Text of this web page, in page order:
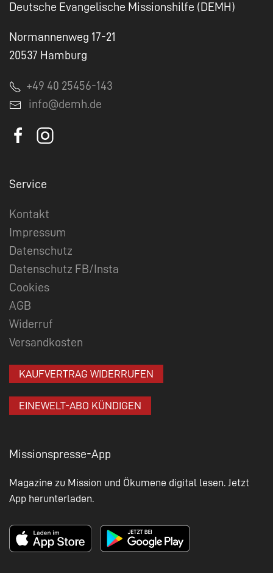
Deutsche Evangelische Missionshilfe (DEMH)
Normannenweg 17-21
20537 Hamburg
+49 40 25456-143
info@demh.de
Service
Kontakt
Impressum
Datenschutz
Datenschutz FB/Insta
Cookies
AGB
Widerruf
Versandkosten
KAUFVERTRAG WIDERRUFEN
EINEWELT-ABO KÜNDIGEN
Missionspresse-App
Magazine zu Mission und Ökumene digital lesen. Jetzt
App herunterladen.